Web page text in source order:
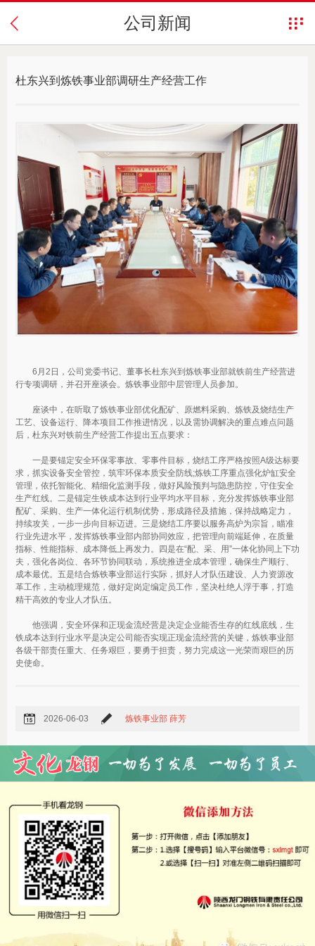
公司新闻
杜东兴到炼铁事业部调研生产经营工作
6月2日，公司党委书记、董事长杜东兴到炼铁事业部就铁前生产经营进
行专项调研，并召开座谈会。炼铁事业部中层管理人员参加。
座谈中，在听取了炼铁事业部优化配矿、原燃料采购、炼铁及烧结生产
工艺、设备运行、降本项目工作推进情况，以及需协调解决的重点难点问题
后，杜东兴对铁前生产经营工作提出五点要求：
一是要锚定安全环保零事故、零事件目标，烧结工序严格按照A级达标要
求，抓实设备安全管控，筑牢环保本质安全防线;炼铁工序重点强化炉缸安全
管理，依托智能化、精细化监测手段，做好风险预判与隐患防控，守住安全
生产红线。二是锚定生铁成本达到行业平均水平目标，充分发挥炼铁事业部
配矿、采购、生产一体化运行机制优势，形成路径及措施，保持战略定力，
持续攻关，一步一步向目标迈进。三是烧结工序要以服务高炉为宗旨，瞄准
行业先进水平，发挥炼铁事业部内部协同效应，把管理向前端延伸，在质量
指标、性能指标、成本降低上再发力。四是在“配、采、用”一体化协同上下功
夫，强化各岗位、各环节协同联动，系统推进全成本管理，确保生产顺行、
成本最优。五是结合炼铁事业部运行实际，抓好人才队伍建设、人力资源改
革工作，主动梳理规范，做好定岗定编定员工作，坚决杜绝人浮于事，打造
精干高效的专业人才队伍。
他强调，安全环保和正现金流经营是决定企业能否生存的红线底线，生
铁成本达到行业水平是决定公司能否实现正现金流经营的关键，炼铁事业部
各级干部责任重大、任务艰巨，要勇于担责，努力完成这一光荣而艰巨的历
史使命。
2026-06-03 炼铁事业部 薛芳